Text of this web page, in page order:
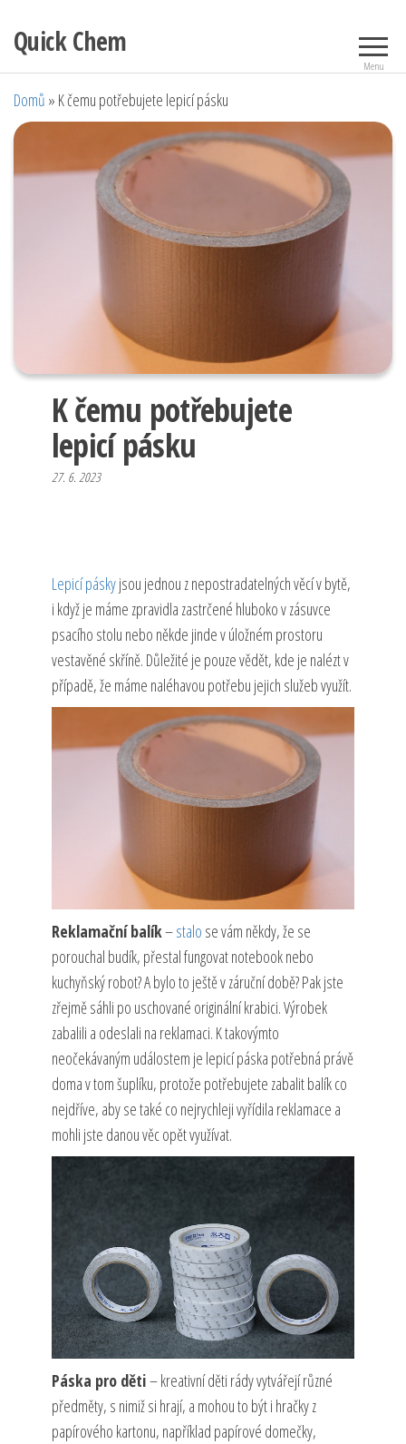
obsah
Quick Chem
Menu
Domů » K čemu potřebujete lepicí pásku
K čemu potřebujete
lepicí pásku
27. 6. 2023
Lepicí páskyjsou jednou z nepostradatelných věcí v bytě,
i když je máme zpravidla zastrčené hluboko v zásuvce
psacího stolu nebo někde jinde v úložném prostoru
vestavěné skříně. Důležité je pouze vědět, kde je nalézt v
případě, že máme naléhavou potřebu jejich služeb využít.
Reklamační balík–stalo se vám někdy, že se
porouchal budík, přestal fungovat notebook nebo
kuchyňský robot? A bylo to ještě v záruční době? Pak jste
zřejmě sáhli po uschované originální krabici. Výrobek
zabalili a odeslali na reklamaci. K takovýmto
neočekávaným událostem je lepicí páska potřebná právě
doma v tom šuplíku, protože potřebujete zabalit balík co
nejdříve, aby se také co nejrychleji vyřídila reklamace a
mohli jste danou věc opět využívat.
Páska pro děti– kreativní děti rády vytvářejí různé
předměty, s nimiž si hrají, a mohou to být i hračky z
papírového kartonu, například papírové domečky,